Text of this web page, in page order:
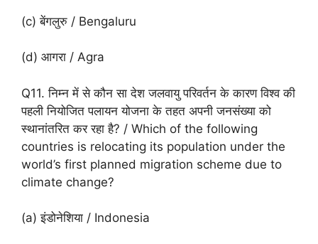
(c) बेंगलुरु / Bengaluru
(d) आगरा / Agra
Q11. निम्न में से कौन सा देश जलवायु परिवर्तन के कारण विश्व की
पहली नियोजित पलायन योजना के तहत अपनी जनसंख्या को
स्थानांतरित कर रहा है? / Which of the following
countries is relocating its population under the
world’s first planned migration scheme due to
climate change?
(a) इंडोनेशिया / Indonesia